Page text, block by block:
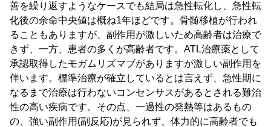
善を繰り返すようなケースでも結局は急性転化し、急性転
化後の余命中央値は概ね1年ほどです。骨髄移植が行われ
ることもありますが、副作用が激しいため高齢者は治療で
きず、一方、患者の多くが高齢者です。ATL治療薬として
承認取得したモガムリズマブがありますが激しい副作用を
伴います。標準治療が確立しているとは言えず、急性期に
なるまで治療は行わないコンセンサスがあるとされる難治
性の高い疾病です。その点、一過性の発熱等はあるもの
の、強い副作用(副反応)が見られず、体力的に高齢者でも